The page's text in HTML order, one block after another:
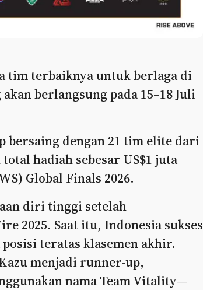
tim terbaiknya untuk berlaga di
berlangsung pada 15–18 Juli
bersaing dengan 21 tim elite dari
hadiah sebesar US$1 juta
Global Finals 2026.
diri tinggi setelah
2025. Saat itu, Indonesia sukses
teratas klasemen akhir.
menjadi runner-up,
nama Team Vitality—